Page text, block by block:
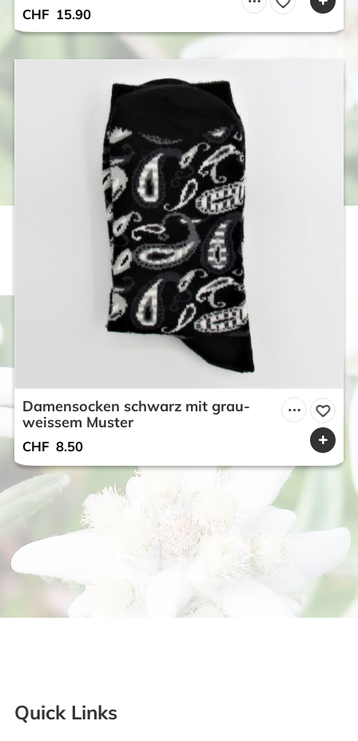
CHF 15.90
Damensocken schwarz mit grau-
weissem Muster
CHF 8.50
Quick Links